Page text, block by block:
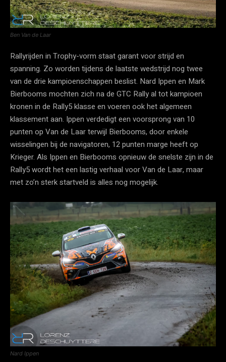
Ben Van de Laar
Rallyrijden in Trophy-vorm staat garant voor strijd en
spanning. Zo worden tijdens de laatste wedstrijd nog twee
van de drie kampioenschappen beslist. Nard Ippen en Mark
Bierbooms mochten zich na de GTC Rally al tot kampioen
kronen in de Rally5 klasse en voeren ook het algemeen
klassement aan. Ippen verdedigt een voorsprong van 10
punten op Van de Laar terwijl Bierbooms, door enkele
wisselingen bij de navigatoren, 12 punten marge heeft op
Krieger. Als Ippen en Bierbooms opnieuw de snelste zijn in de
Rally5 wordt het een lastig verhaal voor Van de Laar, maar
met zo’n sterk startveld is alles nog mogelijk.
Nard Ippen